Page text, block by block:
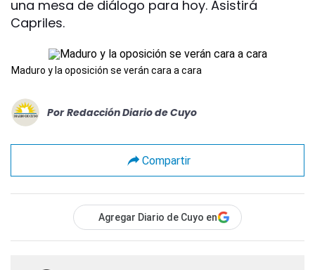
una mesa de diálogo para hoy. Asistirá
Capriles.
Maduro y la oposición se verán cara a cara
Por Redacción Diario de Cuyo
Compartir
Agregar Diario de Cuyo en